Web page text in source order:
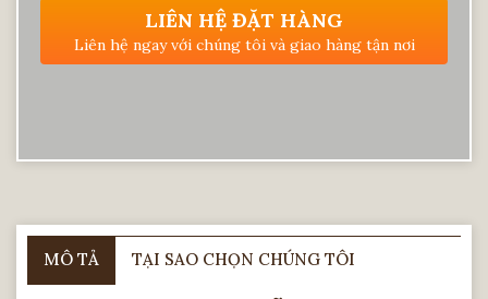
LIÊN HỆ ĐẶT HÀNG
Liên hệ ngay với chúng tôi và giao hàng tận nơi
MÔ TẢ TẠI SAO CHỌN CHÚNG TÔI